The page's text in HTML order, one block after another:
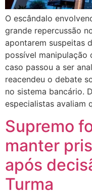
O escândalo
grande repercussão
apontarem suspeitas
possível manipulação
caso passou a ser
reacendeu o debate
no sistema bancário.
especialistas avaliam
Supremo
manter
após
Turma